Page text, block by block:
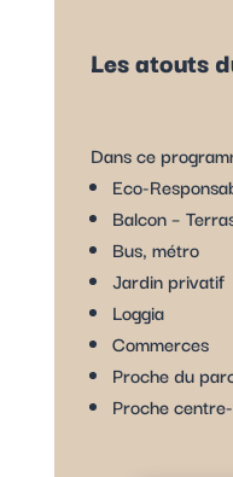
Les atouts
Dans ce
Eco-
Balcon –
Bus, métro
Jardin privatif
Loggia
Commerces
Proche du
Proche